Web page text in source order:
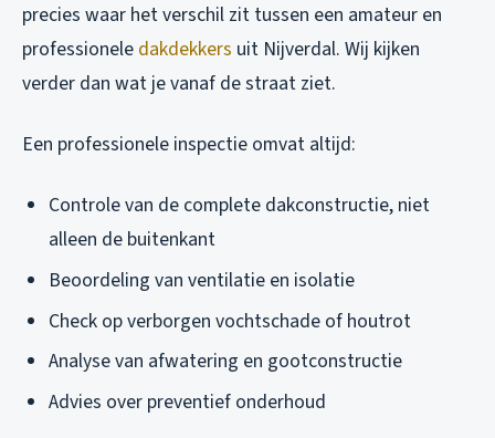
precies waar het verschil zit tussen een amateur en
professionele dakdekkers uit Nijverdal. Wij kijken
verder dan wat je vanaf de straat ziet.
Een professionele inspectie omvat altijd:
Controle van de complete dakconstructie, niet
alleen de buitenkant
Beoordeling van ventilatie en isolatie
Check op verborgen vochtschade of houtrot
Analyse van afwatering en gootconstructie
Advies over preventief onderhoud